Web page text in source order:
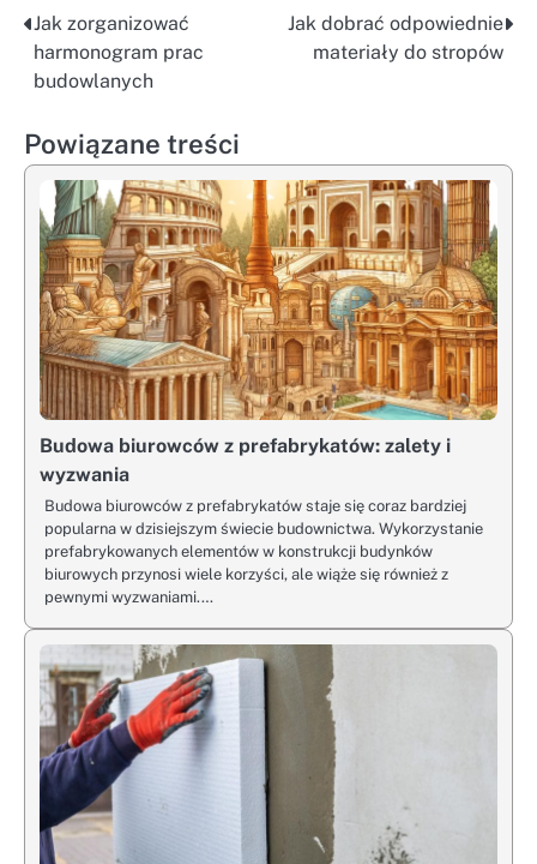
Nawigacja
wpisu
Jak zorganizować
harmonogram prac
budowlanych
Jak dobrać odpowiednie
materiały do stropów
Powiązane treści
Budowa biurowców z prefabrykatów: zalety i
wyzwania
Budowa biurowców z prefabrykatów staje się coraz bardziej
popularna w dzisiejszym świecie budownictwa. Wykorzystanie
prefabrykowanych elementów w konstrukcji budynków
biurowych przynosi wiele korzyści, ale wiąże się również z
pewnymi wyzwaniami.…